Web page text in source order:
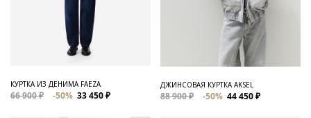
КУРТКА ИЗ ДЕНИМА FAEZA
66 900 ₽ -50% 33 450 ₽
ДЖИНСОВАЯ КУРТКА AKSEL
88 900 ₽ -50% 44 450 ₽